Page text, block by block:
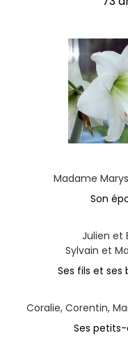
Madame
Son
Julien et
Sylvain et
Ses fils et ses
Coralie, Corentin,
Ses